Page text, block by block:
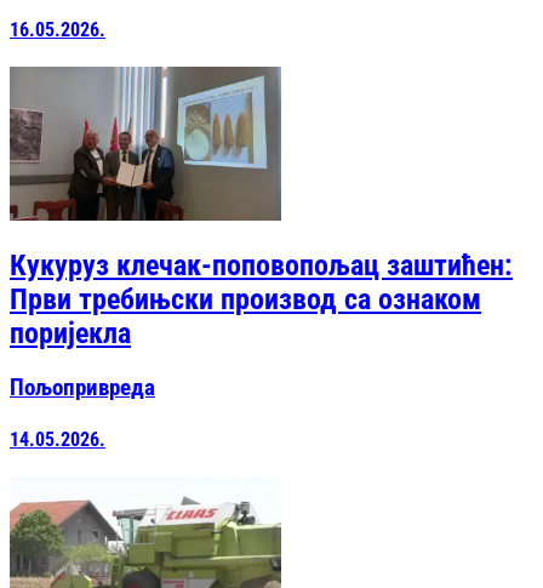
16.05.2026.
Кукуруз клечак-поповопољац заштићен:
Први требињски производ са ознаком
поријекла
Пољопривреда
14.05.2026.